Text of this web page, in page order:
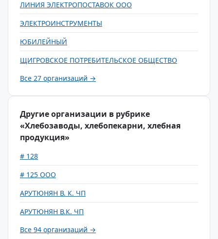
ЛИНИЯ ЭЛЕКТРОПОСТАВОК ООО
ЭЛЕКТРОИНСТРУМЕНТЫ
ЮБИЛЕЙНЫЙ
ЩИГРОВСКОЕ ПОТРЕБИТЕЛЬСКОЕ ОБЩЕСТВО
Все 27 организаций →
Другие организации в рубрике
«Хлебозаводы, хлебопекарни, хлебная
продукция»
# 128
# 125 ООО
АРУТЮНЯН В. К. ЧП
АРУТЮНЯН В.К. ЧП
Все 94 организаций →